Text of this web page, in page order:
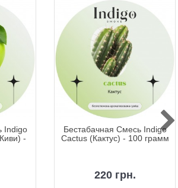
Indigo
-
Бестабачная Смесь Indigo
Cactus (Кактус) - 100 грамм
220 грн.